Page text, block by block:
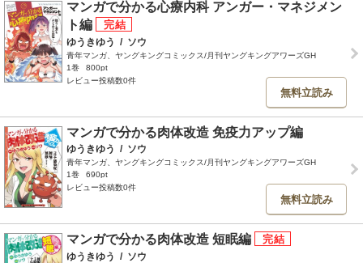
マンガで分かる心療内科 アンガー・マネジメン
ト編
ゆうきゆう / ソウ
青年マンガ、ヤングキングコミックス/月刊ヤングキングアワーズGH
1巻
800pt
レビュー投稿数0件
無料立読み
マンガで分かる肉体改造 免疫力アップ編
ゆうきゆう / ソウ
青年マンガ、ヤングキングコミックス/月刊ヤングキングアワーズGH
1巻
690pt
レビュー投稿数0件
無料立読み
マンガで分かる肉体改造 短眠編
ゆうきゆう / ソウ